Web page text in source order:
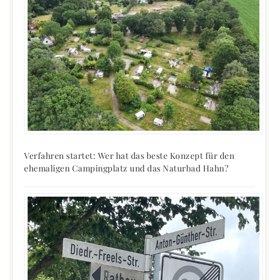
Verfahren startet: Wer hat das beste Konzept für den
ehemaligen Campingplatz und das Naturbad Hahn?